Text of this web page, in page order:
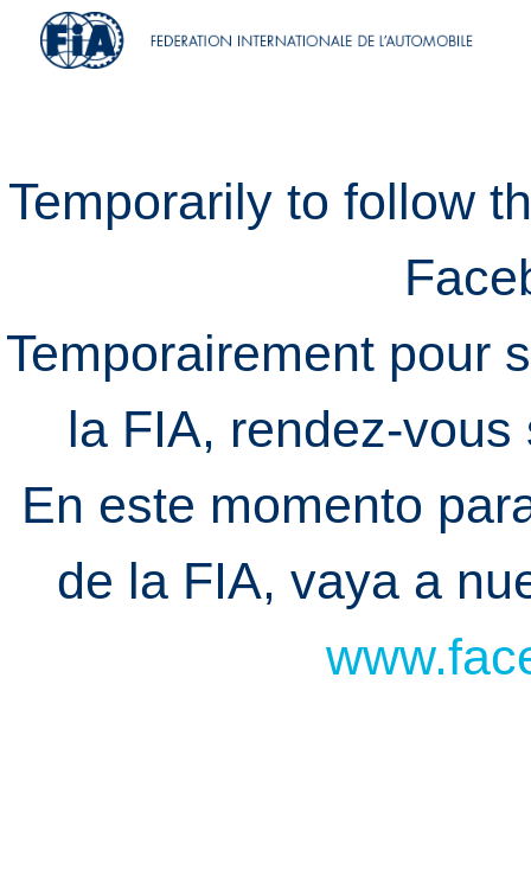
Temporarily to follow
Temporairement pour
la FIA, rendez-
En este momento
de la FIA, vaya a